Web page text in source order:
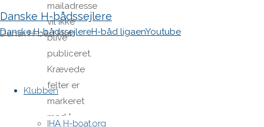
Danske H-bådssejlere
Dansk H-båd klub
Danske H-bådssejlereH-båd ligaenYoutube
Klubben
IHA H-boat.org
mailadresse
vil ikke
blive
publiceret.
Krævede
felter er
markeret
med *